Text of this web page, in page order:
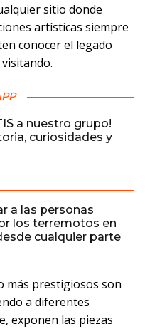
sitio donde
artísticas siempre
conocer el legado
a nuestro grupo!
curiosidades y
a las personas
los terremotos en
cualquier parte
más prestigiosos son
a diferentes
exponen las piezas